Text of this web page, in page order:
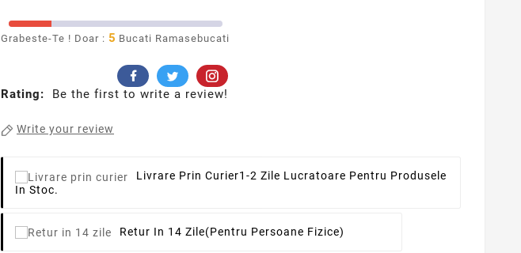
Grabeste-Te ! Doar : 5 Bucati Ramasebucati
Rating: Be the first to write a review!
Write your review
Livrare Prin Curier1-2 Zile Lucratoare Pentru Produsele
In Stoc.
Retur In 14 Zile(pentru Persoane Fizice)